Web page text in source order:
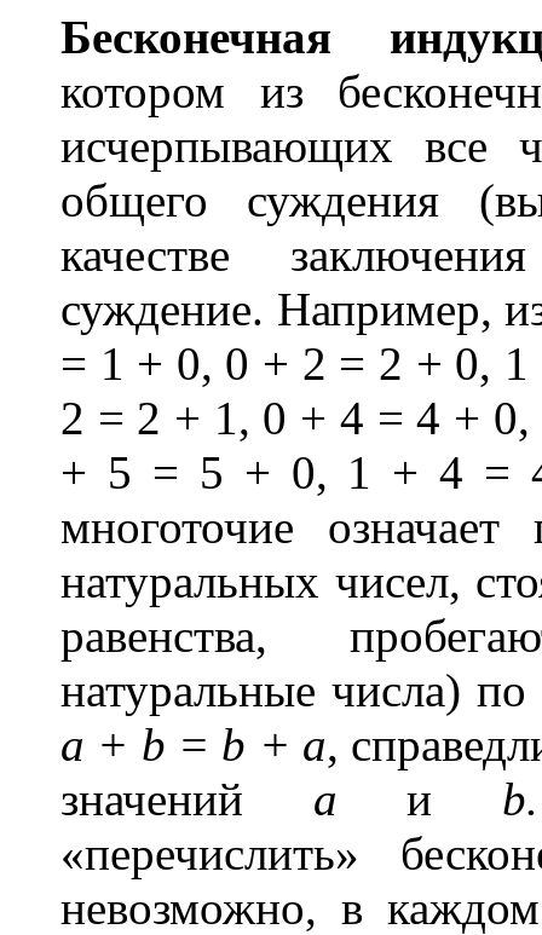
Бесконечная инду
котором из
исчерпывающих все
общего суждения
качестве
суждение. Например,
= 1 + 0, 0 + 2 = 2 + 0,
2 = 2 + 1, 0 + 4 = 4 +
+ 5 = 5 + 0, 1 + 4 =
многоточие
натуральных чисел,
равенства,
натуральные числа)
а + b = b + a,
значений а и b.
«перечислить»
невозможно, в